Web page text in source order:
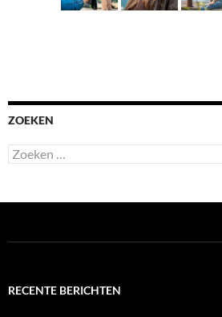
ZOEKEN
Zoeken
naar:
RECENTE BERICHTEN